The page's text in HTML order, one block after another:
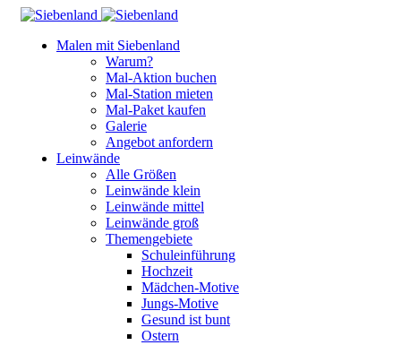
Malen mit Siebenland
Warum?
Mal-Aktion buchen
Mal-Station mieten
Mal-Paket kaufen
Galerie
Angebot anfordern
Leinwände
Alle Größen
Leinwände klein
Leinwände mittel
Leinwände groß
Themengebiete
Schuleinführung
Hochzeit
Mädchen-Motive
Jungs-Motive
Gesund ist bunt
Ostern